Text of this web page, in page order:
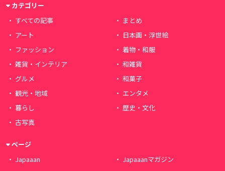
カテゴリー
すべての記事
まとめ
アート
日本画・浮世絵
ファッション
着物・和服
雑貨・インテリア
和雑貨
グルメ
和菓子
観光・地域
エンタメ
暮らし
歴史・文化
古写真
ページ
Japaaan
Japaaanマガジン